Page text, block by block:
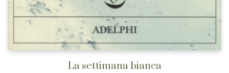
La settimana bianca